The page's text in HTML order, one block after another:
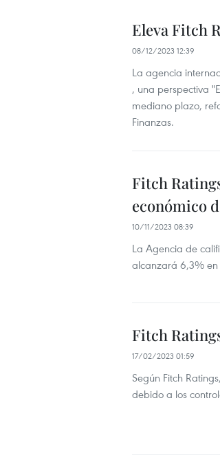
Eleva Fitch
08/12/2023 12:39
La agencia
, una perspectiva
mediano plazo,
Finanzas.
Fitch
económico
10/11/2023 08:39
La Agencia de
alcanzará 6,3%
Fitch
17/02/2023 01:59
Según Fitch
debido a los